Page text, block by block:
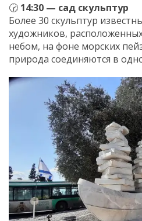
🕝 14:30 — сад скульптур
Более 30 скульптур
художников,
небом, на фоне морских
природа соединяются в